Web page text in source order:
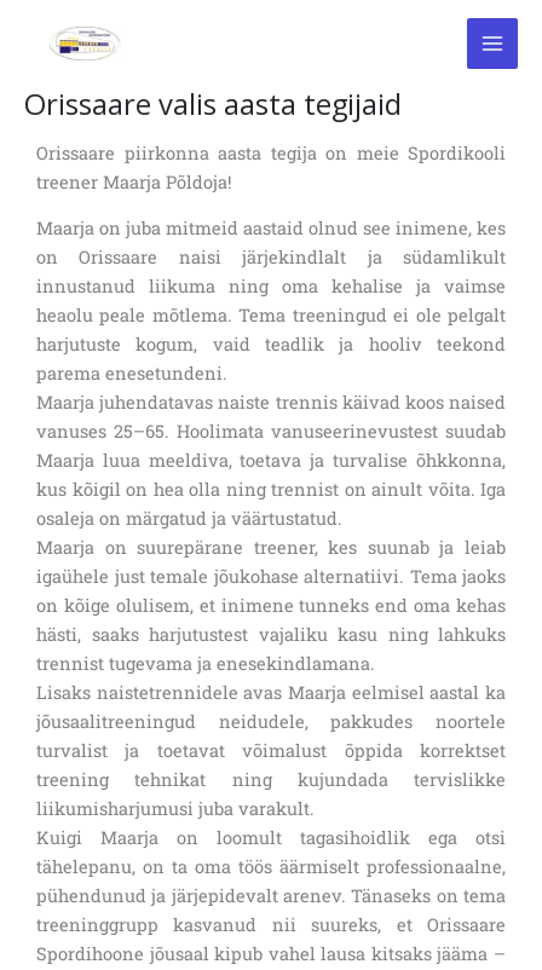
Orissaare valis aasta tegijaid
Orissaare piirkonna aasta tegija on meie Spordikooli
treener Maarja Põldoja!
Maarja on juba mitmeid aastaid olnud see inimene, kes
on Orissaare naisi järjekindlalt ja südamlikult
innustanud liikuma ning oma kehalise ja vaimse
heaolu peale mõtlema. Tema treeningud ei ole pelgalt
harjutuste kogum, vaid teadlik ja hooliv teekond
parema enesetundeni.
Maarja juhendatavas naiste trennis käivad koos naised
vanuses 25–65. Hoolimata vanuseerinevustest suudab
Maarja luua meeldiva, toetava ja turvalise õhkkonna,
kus kõigil on hea olla ning trennist on ainult võita. Iga
osaleja on märgatud ja väärtustatud.
Maarja on suurepärane treener, kes suunab ja leiab
igaühele just temale jõukohase alternatiivi. Tema jaoks
on kõige olulisem, et inimene tunneks end oma kehas
hästi, saaks harjutustest vajaliku kasu ning lahkuks
trennist tugevama ja enesekindlamana.
Lisaks naistetrennidele avas Maarja eelmisel aastal ka
jõusaalitreeningud neidudele, pakkudes noortele
turvalist ja toetavat võimalust õppida korrektset
treening tehnikat ning kujundada tervislikke
liikumisharjumusi juba varakult.
Kuigi Maarja on loomult tagasihoidlik ega otsi
tähelepanu, on ta oma töös äärmiselt professionaalne,
pühendunud ja järjepidevalt arenev. Tänaseks on tema
treeninggrupp kasvanud nii suureks, et Orissaare
Spordihoone jõusaal kipub vahel lausa kitsaks jääma –